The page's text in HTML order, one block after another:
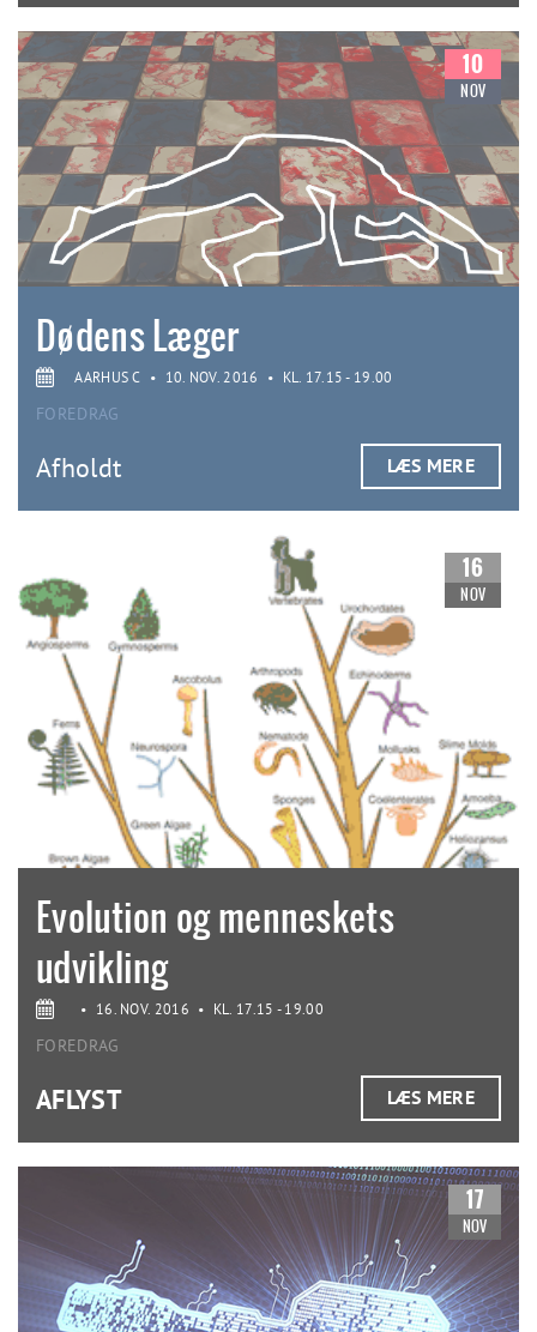
10
NOV
Dødens Læger
AARHUS C • 10. NOV. 2016 • KL. 17.15 - 19.00
FOREDRAG
Afholdt LÆS MERE
16
NOV
Evolution og menneskets
udvikling
• 16. NOV. 2016 • KL. 17.15 - 19.00
FOREDRAG
AFLYST LÆS MERE
17
NOV